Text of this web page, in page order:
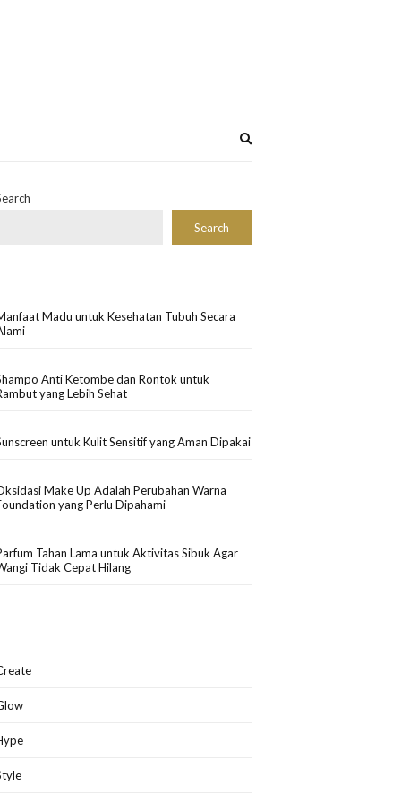
Search
Madu untuk Kesehatan Tubuh Secara
Anti Ketombe dan Rontok untuk
yang Lebih Sehat
untuk Kulit Sensitif yang Aman Dipakai
Make Up Adalah Perubahan Warna
yang Perlu Dipahami
Tahan Lama untuk Aktivitas Sibuk Agar
Tidak Cepat Hilang